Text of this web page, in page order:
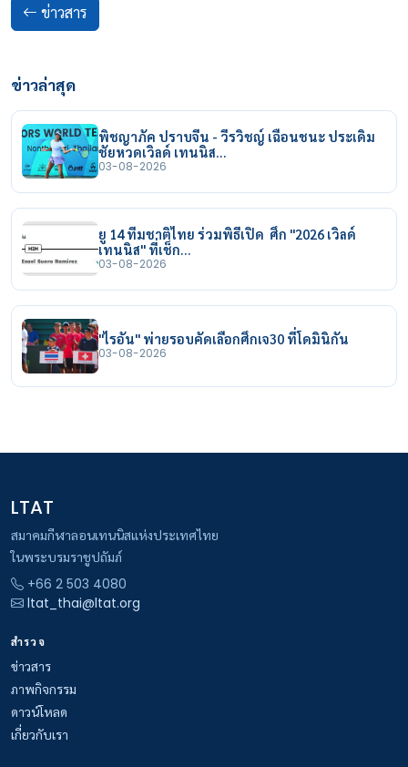
ข่าวสาร
ข่าวล่าสุด
พิชญาภัค ปราบจีน - วีรวิชญ์ เฉือนชนะ ประเดิม
ชัยหวดเวิลด์ เทนนิส…
03-08-2026
ยู 14 ทีมชาติไทย ร่วมพิธีเปิด ศึก "2026 เวิลด์
เทนนิส" ที่เช็ก…
03-08-2026
"ไรอัน" พ่ายรอบคัดเลือกศึกเจ30 ที่โดมินิกัน
03-08-2026
LTAT
สมาคมกีฬาลอนเทนนิสแห่งประเทศไทย
ในพระบรมราชูปถัมภ์
+66 2 503 4080
ltat_thai@ltat.org
สำรวจ
ข่าวสาร
ภาพกิจกรรม
ดาวน์โหลด
เกี่ยวกับเรา